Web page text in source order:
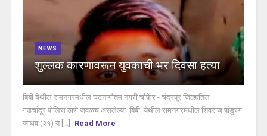
NEWS
शुल्लक कारणावरून युवकाची भर दिवसा हत्या
बिबी येथील रामनगरमधील घटनागौतम नगरी चौफेर - चंद्रपूर जिल्ह्यतिल
गडचांदूर पोलिस ठाणे जवळच असलेल्या बिबी येथील रामनगरमधील शिवराज पांडुरंग
जाधव (२१) य [...]
Read More